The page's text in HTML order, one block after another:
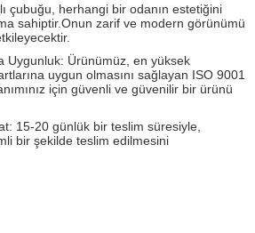
çubuğu, herhangi bir odanın estetiğini
sahiptir.Onun zarif ve modern görünümü
Uygunluk: Ürünümüz, en yüksek
uygun olmasını sağlayan ISO 9001
için güvenli ve güvenilir bir ürünü
15-20 günlük bir teslim süresiyle,
bir şekilde teslim edilmesini